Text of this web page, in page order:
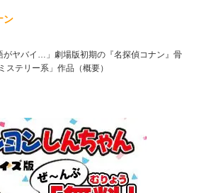
ン
がヤバイ…」劇場版初期の『名探偵コナン』骨
ステリー系」作品（概要）